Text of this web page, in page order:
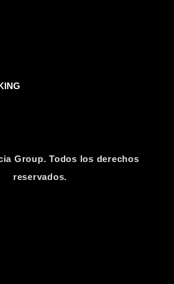
Group. Todos los derechos
reservados.